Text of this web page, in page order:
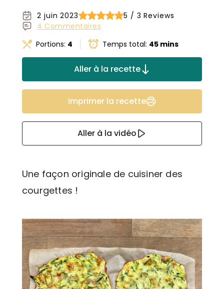
2 juin 2023
5 / 3 Reviews
4 Commentaires
Portions: 4 Temps total: 45 mins
Aller à la recette
Imprimer la recette
Aller à la vidéo
Une façon originale de cuisiner des
courgettes !